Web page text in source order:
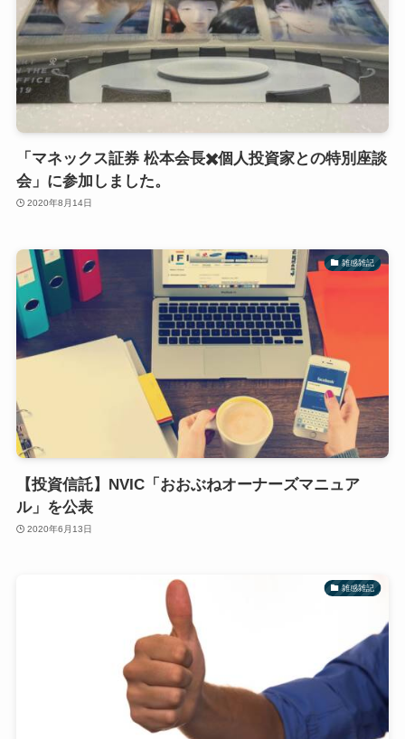
「マネックス証券 松本会長✖️個人投資家との特別座談
会」に参加しました。
2020年8月14日
雑感雑記
【投資信託】NVIC「おおぶねオーナーズマニュア
ル」を公表
2020年6月13日
雑感雑記